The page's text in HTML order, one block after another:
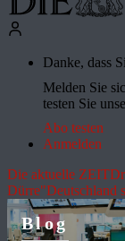
Danke, dass
Melden Sie
testen Sie
Abo testen
Anmelden
Die aktuelle ZEIT
Dürre"Deutschland
Blog